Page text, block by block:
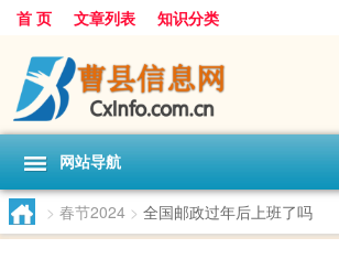
首 页 文章列表 知识分类
网站导航
> 春节2024 > 全国邮政过年后上班了吗